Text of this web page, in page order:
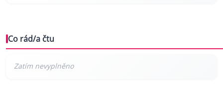
Co rád/a čtu